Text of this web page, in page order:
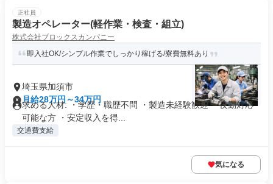
正社員
製造オペレーター(軽作業・検査・組立)
株式会社ブロックスカンパニー
即入社OK/シンプル作業でしっかり稼げる/寮費無料あり
埼玉県加須市
月給28万円～34万円
求める人材: ・学歴・職歴不問 ・製造未経験歓迎 ・夜勤対応
可能な方 ・安定収入を得...
交通費支給
気になる